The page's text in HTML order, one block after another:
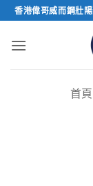
Skip
to
content
香港偉哥威而鋼壯
首頁